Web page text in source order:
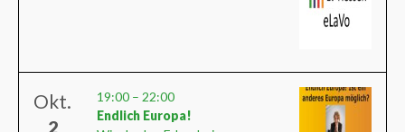
Okt.
2
19:00 – 22:00
Endlich Europa!